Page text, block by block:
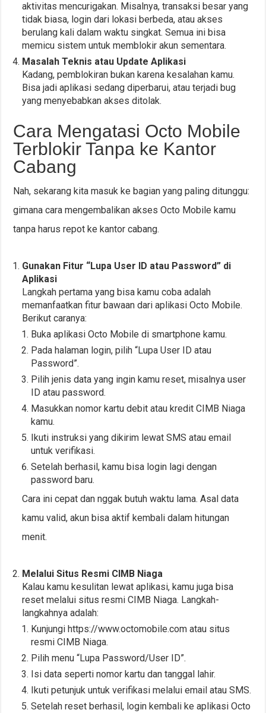
aktivitas mencurigakan. Misalnya, transaksi besar yang
tidak biasa, login dari lokasi berbeda, atau akses
berulang kali dalam waktu singkat. Semua ini bisa
memicu sistem untuk memblokir akun sementara.
Masalah Teknis atau Update Aplikasi
Kadang, pemblokiran bukan karena kesalahan kamu.
Bisa jadi aplikasi sedang diperbarui, atau terjadi bug
yang menyebabkan akses ditolak.
Cara Mengatasi Octo Mobile
Terblokir Tanpa ke Kantor
Cabang
Nah, sekarang kita masuk ke bagian yang paling ditunggu:
gimana cara mengembalikan akses Octo Mobile kamu
tanpa harus repot ke kantor cabang.
Gunakan Fitur “Lupa User ID atau Password” di
Aplikasi
Langkah pertama yang bisa kamu coba adalah
memanfaatkan fitur bawaan dari aplikasi Octo Mobile.
Berikut caranya:
Buka aplikasi Octo Mobile di smartphone kamu.
Pada halaman login, pilih “Lupa User ID atau
Password”.
Pilih jenis data yang ingin kamu reset, misalnya user
ID atau password.
Masukkan nomor kartu debit atau kredit CIMB Niaga
kamu.
Ikuti instruksi yang dikirim lewat SMS atau email
untuk verifikasi.
Setelah berhasil, kamu bisa login lagi dengan
password baru.
Cara ini cepat dan nggak butuh waktu lama. Asal data
kamu valid, akun bisa aktif kembali dalam hitungan
menit.
Melalui Situs Resmi CIMB Niaga
Kalau kamu kesulitan lewat aplikasi, kamu juga bisa
reset melalui situs resmi CIMB Niaga. Langkah-
langkahnya adalah:
Kunjungi https://www.octomobile.com atau situs
resmi CIMB Niaga.
Pilih menu “Lupa Password/User ID”.
Isi data seperti nomor kartu dan tanggal lahir.
Ikuti petunjuk untuk verifikasi melalui email atau SMS.
Setelah reset berhasil, login kembali ke aplikasi Octo